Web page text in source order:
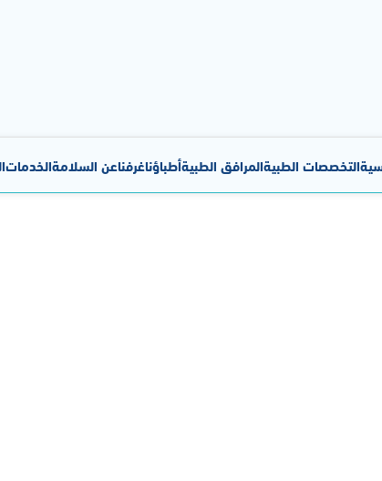
التخصصات الطبيةالمرافق الطبيةأطباؤناغرفناعن السلامةالخدمات